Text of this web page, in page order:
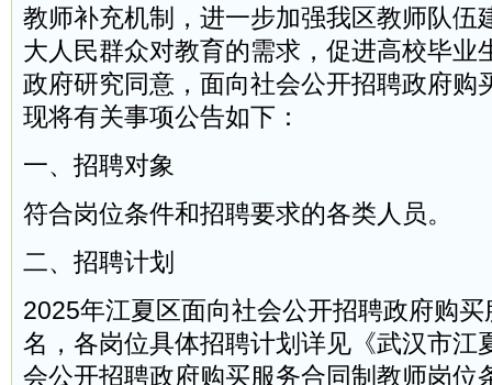
教师补充机制，进一步加强我区教师队伍
大人民群众对教育的需求，促进高校毕业
政府研究同意，面向社会公开招聘政府购
现将有关事项公告如下：
一、招聘对象
符合岗位条件和招聘要求的各类人员。
二、招聘计划
2025年江夏区面向社会公开招聘政府购
名，各岗位具体招聘计划详见《武汉市江
会公开招聘政府购买服务合同制教师岗位